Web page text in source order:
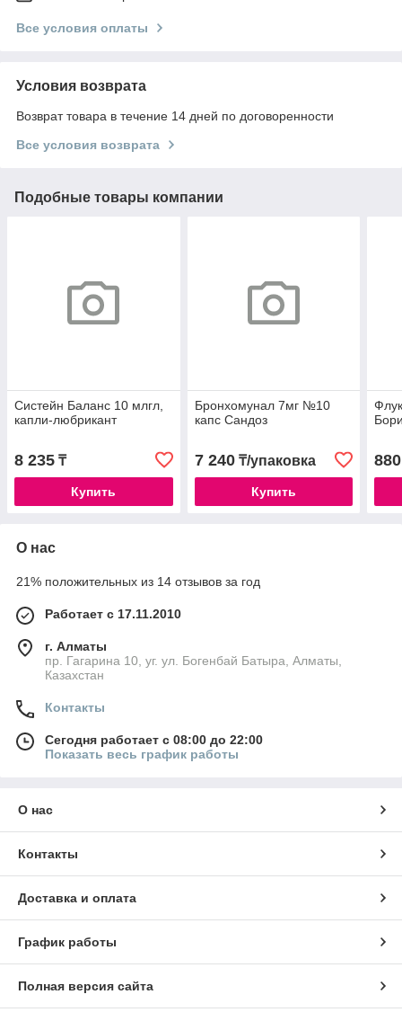
Все условия оплаты
Условия возврата
Возврат товара в течение 14 дней по договоренности
Все условия возврата
Подобные товары компании
Систейн Баланс 10 млгл,
капли-любрикант
8 235 ₸
Купить
Бронхомунал 7мг №10
капс Сандоз
7 240₸/упаковка
Купить
880
О нас
21% положительных из 14 отзывов за год
Работает с 17.11.2010
г. Алматы
пр. Гагарина 10, уг. ул. Богенбай Батыра, Алматы,
Казахстан
Контакты
Сегодня работает с 08:00 до 22:00
Показать весь график работы
О нас
Контакты
Доставка и оплата
График работы
Полная версия сайта